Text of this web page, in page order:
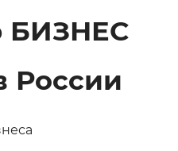
БИЗНЕС
России